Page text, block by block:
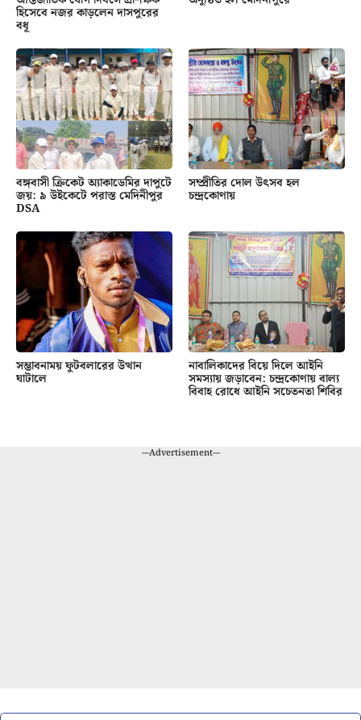
হিসেবে নজর কাড়লেন দাসপুরের
বধূ
বঙ্গবাসী ক্রিকেট অ্যাকাডেমির দাপুটে
জয়: ৯ উইকেটে পরাস্ত মেদিনীপুর
DSA
সম্প্রীতির দোল উৎসব হল
চন্দ্রকোণায়
সম্ভাবনাময় ফুটবলারের উত্থান
ঘাটালে
নাবালিকাদের বিয়ে দিলে আইনি
সমস্যায় জড়াবেন: চন্দ্রকোণায় বাল্য
বিবাহ রোধে আইনি সচেতনতা শিবির
---Advertisement---